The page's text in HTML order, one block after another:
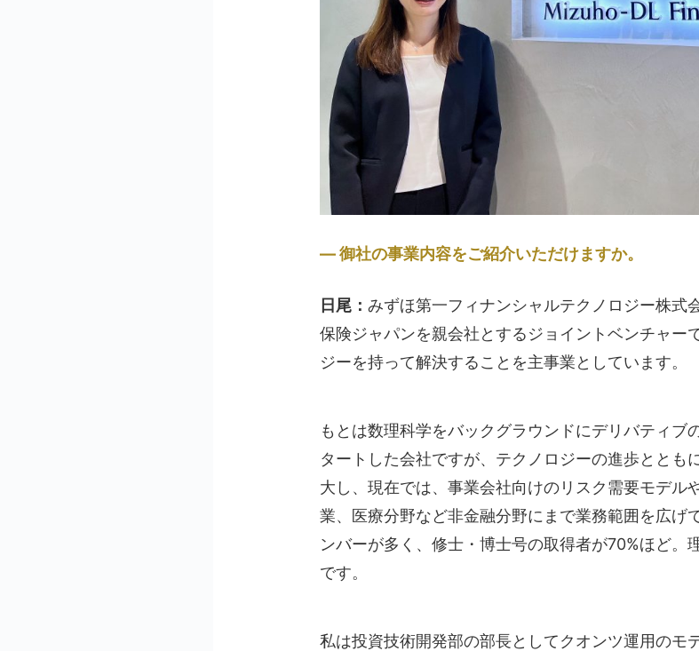
御社の事業内容をご紹介いただけますか。
日尾： みずほ第一フィナンシャルテクノロジー株式
保険ジャパンを親会社とするジョイントベンチャー
ジーを持って解決することを主事業としています。
もとは数理科学をバックグラウンドにデリバティブ
タートした会社ですが、テクノロジーの進歩ととも
大し、現在では、事業会社向けのリスク需要モデル
業、医療分野など非金融分野にまで業務範囲を広げ
ンバーが多く、修士・博士号の取得者が70%ほど。
です。
私は投資技術開発部の部長としてクオンツ運用のモ